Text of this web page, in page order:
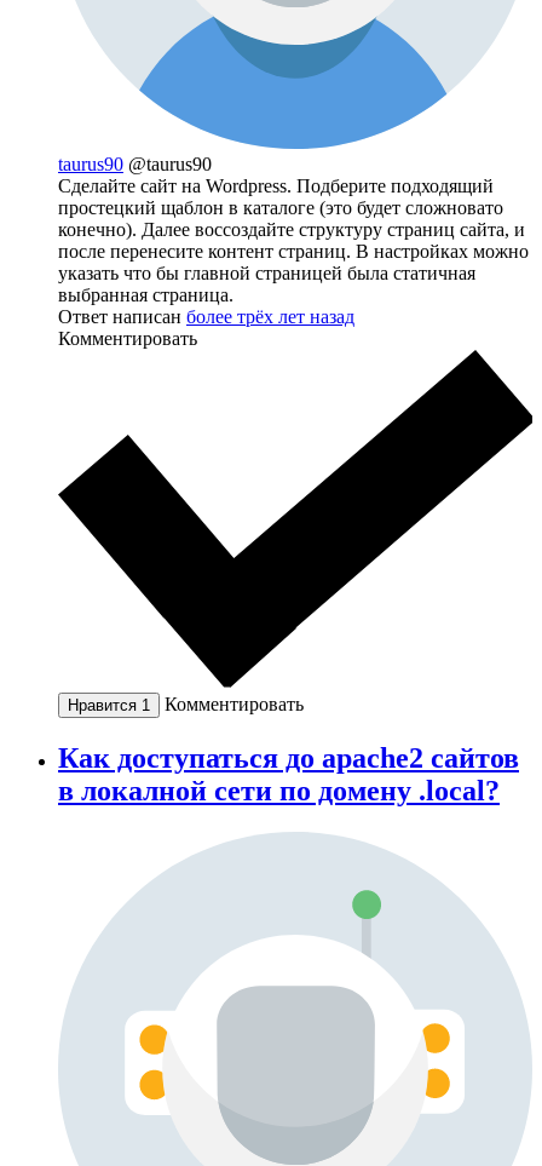
taurus90 @taurus90
Сделайте сайт на Wordpress. Подберите подходящий
простецкий щаблон в каталоге (это будет сложновато
конечно). Далее воссоздайте структуру страниц сайта, и
после перенесите контент страниц. В настройках можно
указать что бы главной страницей была статичная
выбранная страница.
Ответ написан более трёх лет назад
Комментировать
Нравится 1 Комментировать
Как доступаться до apache2 сайтов
в локалной сети по домену .local?